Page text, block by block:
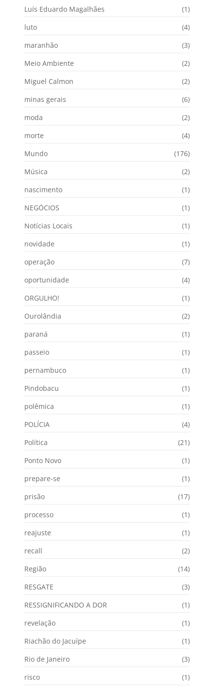
Luís Eduardo Magalhães
(1)
luto
(4)
maranhão
(3)
Meio Ambiente
(2)
Miguel Calmon
(2)
minas gerais
(6)
moda
(2)
morte
(4)
Mundo
(176)
Música
(2)
nascimento
(1)
NEGÓCIOS
(1)
Notícias Locais
(1)
novidade
(1)
operação
(7)
oportunidade
(4)
ORGULHO!
(1)
Ourolândia
(2)
paraná
(1)
passeio
(1)
pernambuco
(1)
Pindobacu
(1)
polêmica
(1)
POLÍCIA
(4)
Política
(21)
Ponto Novo
(1)
prepare-se
(1)
prisão
(17)
processo
(1)
reajuste
(1)
recall
(2)
Região
(14)
RESGATE
(3)
RESSIGNIFICANDO A DOR
(1)
revelação
(1)
Riachão do Jacuípe
(1)
Rio de Janeiro
(3)
risco
(1)